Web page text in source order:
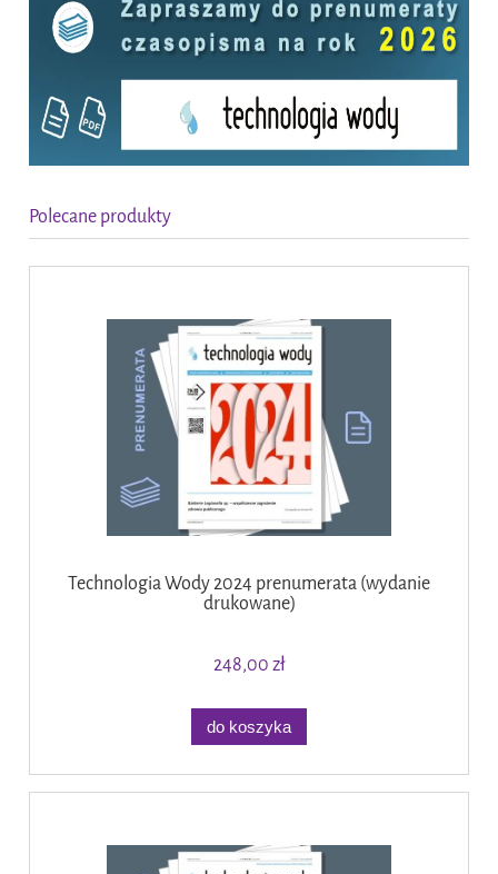
Polecane produkty
Technologia Wody 2024 prenumerata (wydanie
drukowane)
248,00 zł
do koszyka